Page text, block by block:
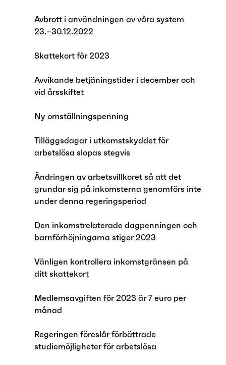
Avbrott i användningen av våra system
23.–30.12.2022
Skattekort för 2023
Avvikande betjäningstider i december och
vid årsskiftet
Ny omställningspenning
Tilläggsdagar i utkomstskyddet för
arbetslösa slopas stegvis
Ändringen av arbetsvillkoret så att det
grundar sig på inkomsterna genomförs inte
under denna regeringsperiod
Den inkomstrelaterade dagpenningen och
barnförhöjningarna stiger 2023
Vänligen kontrollera inkomstgränsen på
ditt skattekort
Medlemsavgiften för 2023 är 7 euro per
månad
Regeringen föreslår förbättrade
studiemöjligheter för arbetslösa